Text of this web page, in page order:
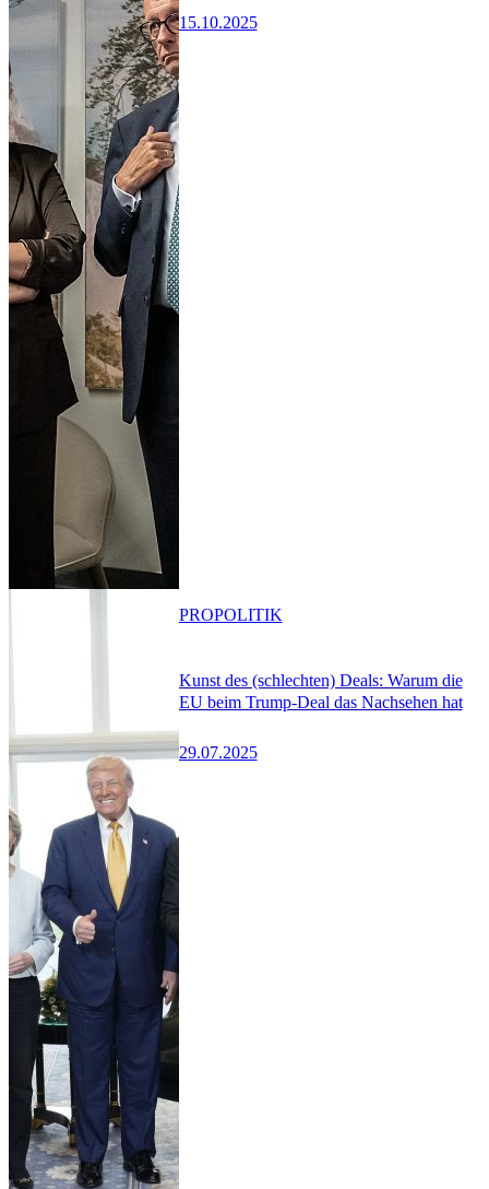
15.10.2025
Kunst des (schlechten) Deals: Warum die
EU beim Trump-Deal das Nachsehen hat
29.07.2025
PROPOLITIK